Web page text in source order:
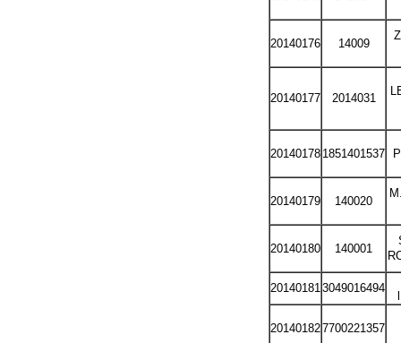
20140176 14009
20140177 2014031
20140178 1851401537
20140179 140020
20140180 140001
20140181 3049016494
201401827700221357